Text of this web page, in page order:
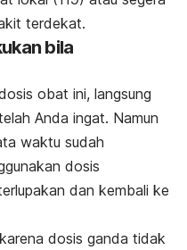
terdekat.
bila
obat ini, langsung
Anda ingat. Namun
waktu sudah
dosis
dan kembali ke
karena dosis ganda tidak